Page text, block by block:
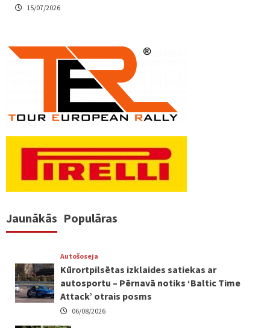
15/07/2026
Jaunākās Populāras
Autošoseja
Kūrortpilsētas izklaides satiekas ar
autosportu – Pērnavā notiks ‘Baltic Time
Attack’ otrais posms
06/08/2026